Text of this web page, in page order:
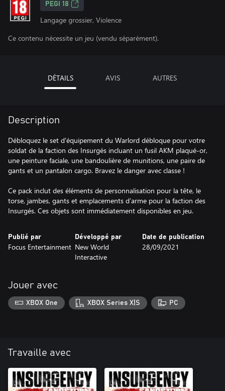
PEGI 18
Langage grossier, Violence
Ce contenu nécessite un jeu (vendu séparément).
DÉTAILS AVIS AUTRES
Description
Débloquez le set d'équipement du Warlord débloque pour votre
soldat de la faction des Insurgés incluant un fusil AKM plaqué-or,
une peinture faciale, une bandoulière de munitions, une paire de
gants et un pantalon cargo. Bravez le danger avec classe !
Ce pack inclut des éléments de personnalisation pour la tête, le
torse, jambes, gants et emplacements d’arme pour la faction des
Insurgés. Ces objets sont immédiatement disponibles en jeu.
Publié par
Focus Entertainment
Développé par
New World
Interactive
Date de publication
28/09/2021
Jouer avec
XBOX One XBOX Series X|S PC
Travaille avec